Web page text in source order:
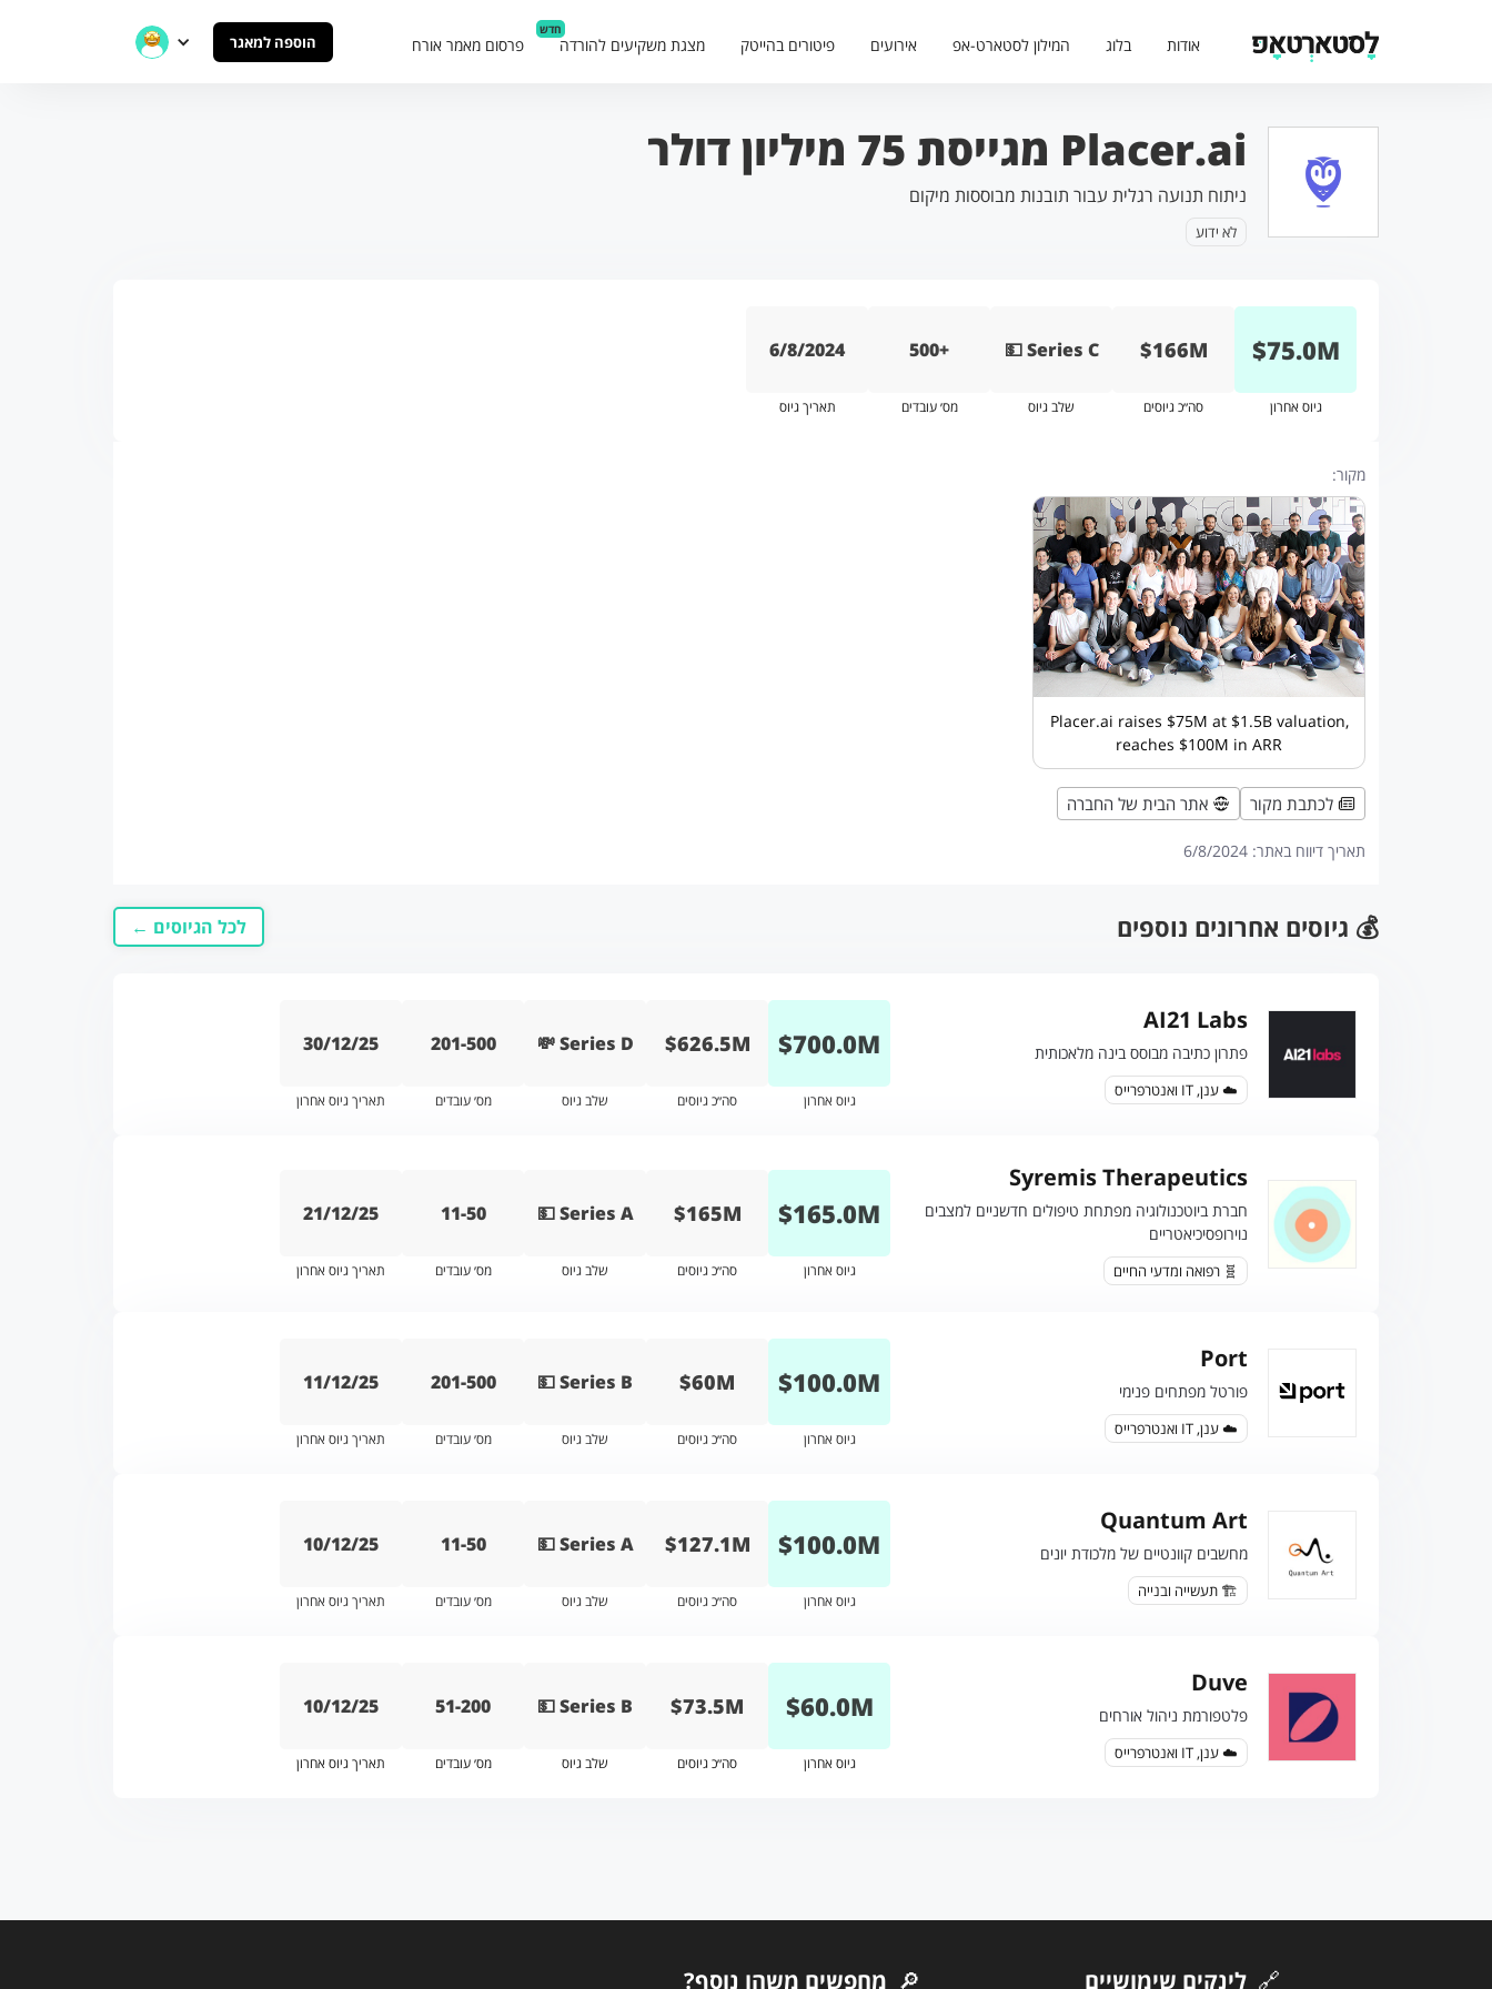
אודות בלוג המילון לסטארט-אפ אירועים פיטורים בהייטק מצגת משקיעים להורדה
חדש
פרסום מאמר אורח הוספה למאגר
Placer.ai מגייסת 75 מיליון דולר
ניתוח תנועה רגלית עבור תובנות מבוססות מיקום
לא ידוע
M
75.0
$
גיוס אחרון
$166M
סה״כ גיוסים
💵 Series C
שלב גיוס
500+
מס׳ עובדים
6/8/2024
תאריך גיוס
מקור:
Placer.ai raises $75M at $1.5B valuation,
reaches $100M in ARR
לכתבת מקור אתר הבית של החברה
תאריך דיווח באתר: 6/8/2024
💰 גיוסים אחרונים נוספים לכל הגיוסים ←
AI21 Labs
פתרון כתיבה מבוסס בינה מלאכותית
☁️ ענן, IT ואנטרפרייס
M
700.0
$
גיוס אחרון
$626.5M
סה״כ גיוסים
💸 Series D
שלב גיוס
201-500
מס׳ עובדים
30/12/25
תאריך גיוס אחרון
Syremis Therapeutics
חברת ביוטכנולוגיה מפתחת טיפולים חדשניים למצבים
נוירופסיכיאטריים
🧬 רפואה ומדעי החיים
M
165.0
$
גיוס אחרון
$165M
סה״כ גיוסים
💵 Series A
שלב גיוס
11-50
מס׳ עובדים
21/12/25
תאריך גיוס אחרון
Port
פורטל מפתחים פנימי
☁️ ענן, IT ואנטרפרייס
M
100.0
$
גיוס אחרון
$60M
סה״כ גיוסים
💵 Series B
שלב גיוס
201-500
מס׳ עובדים
11/12/25
תאריך גיוס אחרון
Quantum Art
מחשבים קוונטיים של מלכודת יונים
🏗️ תעשייה ובנייה
M
100.0
$
גיוס אחרון
$127.1M
סה״כ גיוסים
💵 Series A
שלב גיוס
11-50
מס׳ עובדים
10/12/25
תאריך גיוס אחרון
Duve
פלטפורמת ניהול אורחים
☁️ ענן, IT ואנטרפרייס
M
60.0
$
גיוס אחרון
$73.5M
סה״כ גיוסים
💵 Series B
שלב גיוס
51-200
מס׳ עובדים
10/12/25
תאריך גיוס אחרון
🔗 לינקים שימושיים 🔎 מחפשים משהו נוסף?